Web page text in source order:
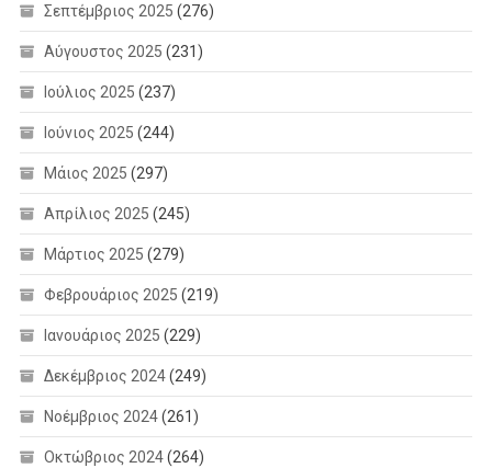
Σεπτέμβριος 2025 (276)
Αύγουστος 2025 (231)
Ιούλιος 2025 (237)
Ιούνιος 2025 (244)
Μάιος 2025 (297)
Απρίλιος 2025 (245)
Μάρτιος 2025 (279)
Φεβρουάριος 2025 (219)
Ιανουάριος 2025 (229)
Δεκέμβριος 2024(249)
Νοέμβριος 2024(261)
Οκτώβριος 2024(264)